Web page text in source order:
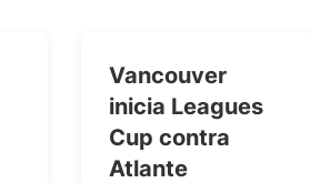
Vancouver
inicia Leagues
Cup contra
Atlante